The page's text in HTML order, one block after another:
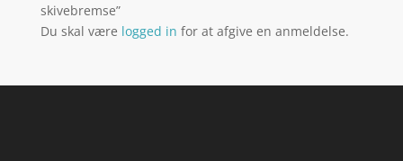
skivebremse”
Du skal være logged in for at afgive en anmeldelse.